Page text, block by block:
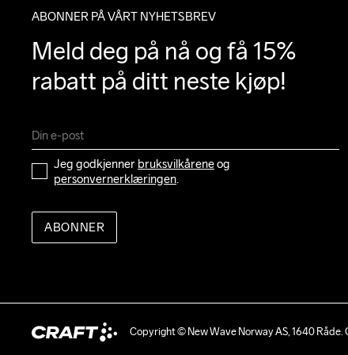
ABONNER PÅ VÅRT NYHETSBREV
Meld deg på nå og få 15%
rabatt på ditt neste kjøp!
Jeg godkjenner bruksvilkårene
personvernerklæringen.
ABONNER
Copyright © New Wave Norway AS, 1640 Råde.